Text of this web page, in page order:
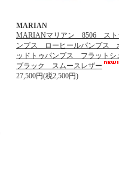
MARIAN
MARIANマリアン 8506 スト
ンプス ローヒールパンプス
ッドトゥパンプス フラット
ブラック スムースレザー
27,500円(税2,500円)